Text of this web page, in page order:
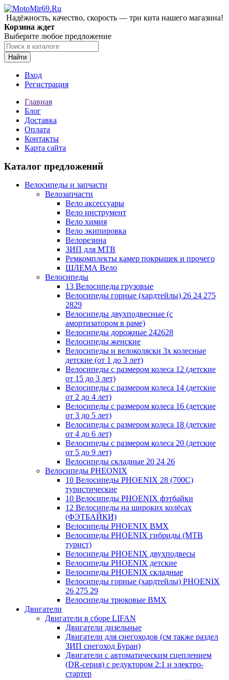
Надёжность, качество, скорость — три кита нашего магазина!
Корзина ждет
Выберите любое предложение
Найти
Вход
Регистрация
Главная
Блог
Доставка
Оплата
Контакты
Карта сайта
Каталог предложений
Велосипеды и запчасти
Велозапчасти
Вело аксессуары
Вело инструмент
Вело химия
Вело экипировка
Велорезина
ЗИП для MTB
Ремкомплекты камер покрышек и прочего
ШЛЕМА Вело
Велосипеды
13 Велосипеды грузовые
Велосипеды горные (хардтейлы) 26 24 275
2829
Велосипеды двухподвесные (с
амортизатором в раме)
Велосипеды дорожные 242628
Велосипеды женские
Велосипеды и велоколяски 3х колесные
детские (от 1 до 3 лет)
Велосипеды с размером колеса 12 (детские
от 15 до 3 лет)
Велосипеды с размером колеса 14 (детские
от 2 до 4 лет)
Велосипеды с размером колеса 16 (детские
от 3 до 5 лет)
Велосипеды с размером колеса 18 (детские
от 4 до 6 лет)
Велосипеды с размером колеса 20 (детские
от 5 до 9 лет)
Велосипеды складные 20 24 26
Велосипеды PHEONIX
10 Велосипеды PHOENIX 28 (700С)
туристические
10 Велосипеды PHOENIX фэтбайки
12 Велосипеды на широких колёсах
(ФЭТБАЙКИ)
Велосипеды PHOENIX BMX
Велосипеды PHOENIX гибриды (MTB
турист)
Велосипеды PHOENIX двухподвесы
Велосипеды PHOENIX детские
Велосипеды PHOENIX складные
Велосипеды горные (хардтейлы) PHOENIX
26 275 29
Велосипеды трюковые BMX
Двигатели
Двигатели в сборе LIFAN
Двигатели дизельные
Двигатели для снегоходов (см также раздел
ЗИП снегоход Буран)
Двигатели с автоматическим сцеплением
(DR-серия) с редуктором 2:1 и электро-
стартер